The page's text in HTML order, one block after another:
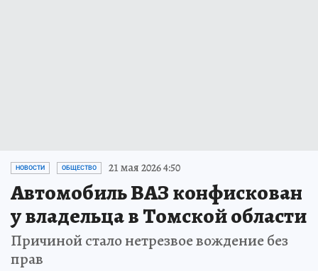
НОВОСТИ ОБЩЕСТВО 21 мая 2026 4:50
Автомобиль ВАЗ конфискован
у владельца в Томской области
Причиной стало нетрезвое вождение без
прав